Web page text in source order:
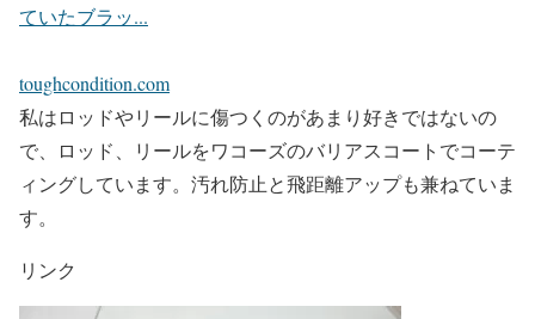
ていたブラッ...
toughcondition.com
私はロッドやリールに傷つくのがあまり好きではないの
で、ロッド、リールをワコーズのバリアスコートでコーテ
ィングしています。汚れ防止と飛距離アップも兼ねていま
す。
リンク